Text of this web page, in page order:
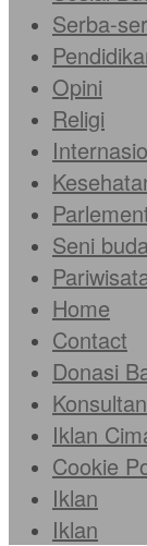
Serba-
Opini
Religi
Seni
Home
Contact
Donasi
Iklan
Cookie
Iklan
Iklan